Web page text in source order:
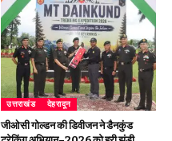
उत्तराखंड देहरादून
जीओसी गोल्डन की डिवीजन ने डैनकुंड